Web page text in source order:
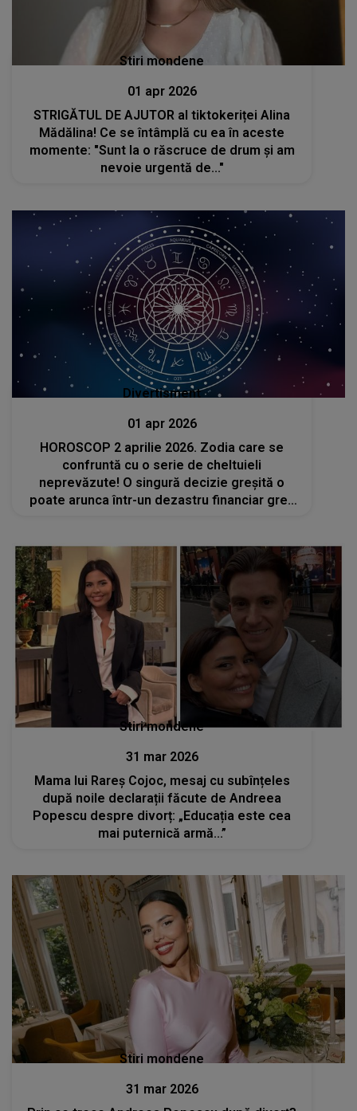
Stiri mondene
01 apr 2026
STRIGĂTUL DE AJUTOR al tiktokeriței Alina
Mădălina! Ce se întâmplă cu ea în aceste
momente: "Sunt la o răscruce de drum și am
nevoie urgentă de..."
Divertisment
01 apr 2026
HOROSCOP 2 aprilie 2026. Zodia care se
confruntă cu o serie de cheltuieli
neprevăzute! O singură decizie greșită o
poate arunca într-un dezastru financiar greu
Stiri mondene
31 mar 2026
Mama lui Rareș Cojoc, mesaj cu subînțeles
după noile declarații făcute de Andreea
Popescu despre divorț: „Educația este cea
mai puternică armă...”
Stiri mondene
31 mar 2026